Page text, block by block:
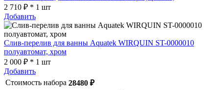
2 710 ₽ * 1 шт
Добавить
Слив-перелив для ванны Aquatek WIRQUIN ST-0000010
полуавтомат, хром
2 000 ₽ * 1 шт
Добавить
Стоимость набора 28480 ₽